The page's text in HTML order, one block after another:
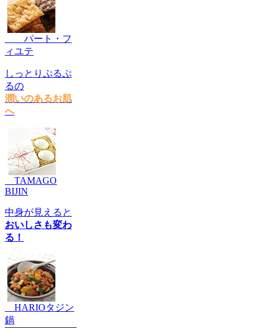
パート・フ
ィユテ
しっとりぷるぷ
るの
潤いのあるお肌
へ
TAMAGO
BIJIN
中身が見えると
おいしさも変わ
る！
HARIOタジン
鍋